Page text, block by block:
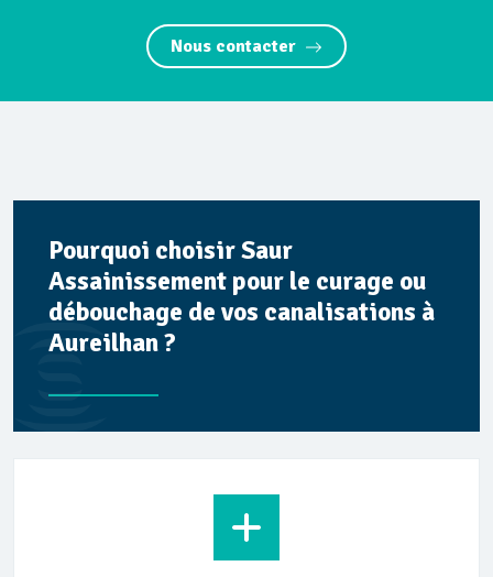
Nous contacter
Pourquoi choisir Saur
Assainissement pour le curage ou
débouchage de vos canalisations à
Aureilhan ?